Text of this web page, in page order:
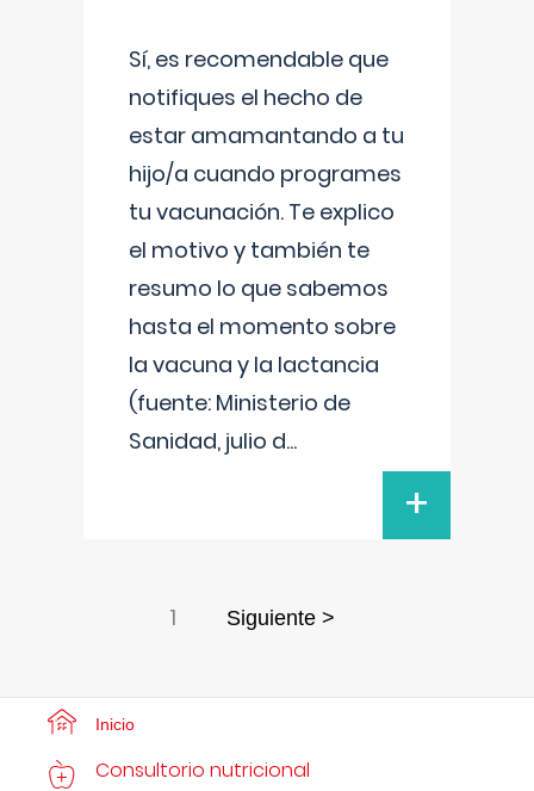
Sí, es recomendable que
notifiques el hecho de
estar amamantando a tu
hijo/a cuando programes
tu vacunación. Te explico
el motivo y también te
resumo lo que sabemos
hasta el momento sobre
la vacuna y la lactancia
(fuente: Ministerio de
Sanidad, julio d...
+
1 Siguiente >
Inicio
Consultorio nutricional